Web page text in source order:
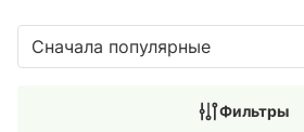
Сначала популярные
Фильтры